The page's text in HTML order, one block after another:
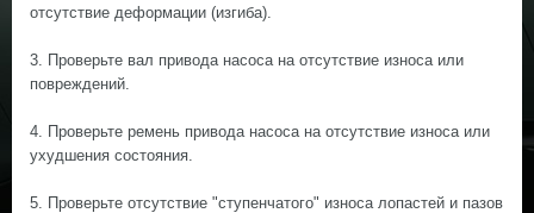
отсутствие деформации (изгиба).
3. Проверьте вал привода насоса на отсутствие износа или
повреждений.
4. Проверьте ремень привода насоса на отсутствие износа или
ухудшения состояния.
5. Проверьте отсутствие "ступенчатого" износа лопастей и пазов